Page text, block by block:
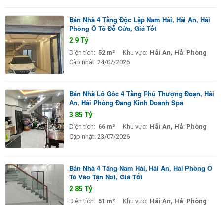
Bán Nhà 4 Tầng Độc Lập Nam Hải, Hải An, Hải
Phòng Ô Tô Đỗ Cửa, Giá Tốt
2.9 Tỷ
Diện tích: 52 m² Khu vực: Hải An, Hải Phòng
Cập nhật: 24/07/2026
Bán Nhà Lô Góc 4 Tầng Phủ Thượng Đoạn, Hải
An, Hải Phòng Đang Kinh Doanh Spa
3.85 Tỷ
Diện tích: 66 m² Khu vực: Hải An, Hải Phòng
Cập nhật: 23/07/2026
Bán Nhà 4 Tầng Nam Hải, Hải An, Hải Phòng Ô
Tô Vào Tận Nơi, Giá Tốt
2.85 Tỷ
Diện tích: 51 m² Khu vực: Hải An, Hải Phòng